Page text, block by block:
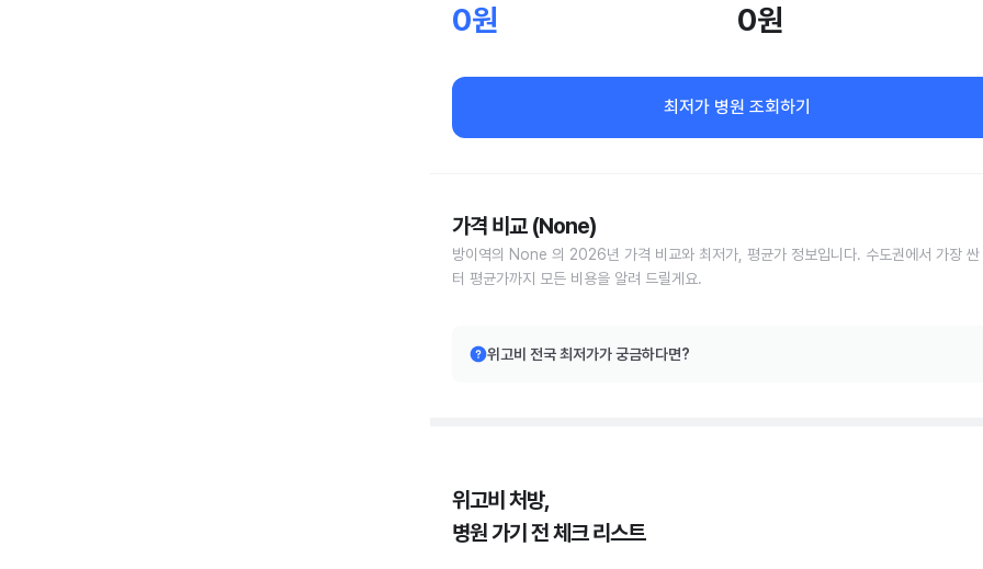
0원 0원
최저가 병원 조회하기
가격 비교 (None)
방이역의 None 의 2026년 가격 비교와 최저가, 평균가 정보입니다. 수도권에서 가장 싼
터 평균가까지 모든 비용을 알려 드릴게요.
위고비 전국 최저가가 궁금하다면?
위고비 처방,
병원 가기 전 체크 리스트